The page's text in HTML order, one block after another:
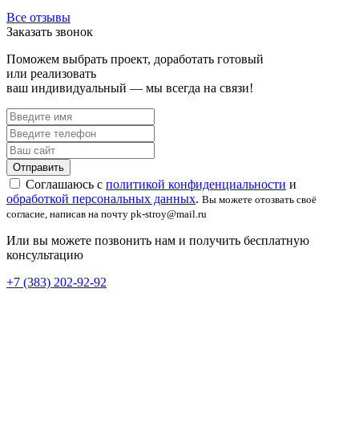
Все отзывы
Заказать звонок
Поможем выбрать проект, доработать готовый
или реализовать
ваш индивидуальный — мы всегда на связи!
Соглашаюсь с политикой конфиденциальности и
обработкой персональных данных. Вы можете отозвать своё
согласие, написав на почту pk-stroy@mail.ru
Или вы можете позвонить нам и получить бесплатную
консультацию
+7 (383) 202-92-92